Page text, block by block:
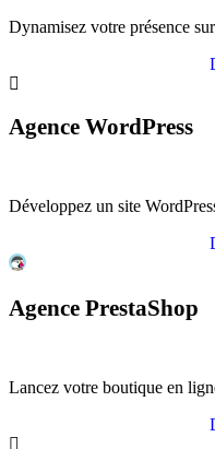
Dynamisez votre présence
Agence WordPress
Développez un site
Agence PrestaShop
Lancez votre boutique en